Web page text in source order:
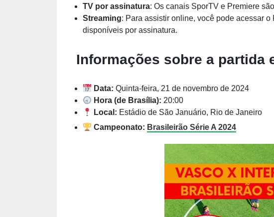
TV por assinatura: Os canais SporTV e Premiere
Streaming: Para assistir online, você pode acessar
disponíveis por assinatura.
Informações sobre a partida
Data: Quinta-feira, 21 de novembro de 2024
Hora (de Brasília): 20:00
Local: Estádio de São Januário, Rio de Janeiro
Campeonato: Brasileirão Série A 2024